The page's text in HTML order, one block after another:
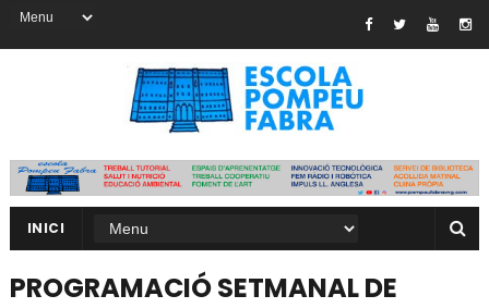
INICI
PROGRAMACIÓ SETMANAL DE